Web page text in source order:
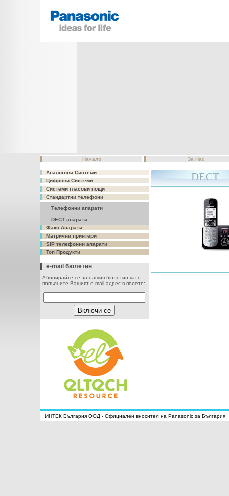
Начало За Нас
Аналогови Системи
Цифрови Системи
Системи гласови пощи
Стандартни телефони
Телефонни апарати
DECT апарати
Факс Апарати
Матрични принтери
SIP телефонни апарати
Топ Продукти
e-mail бюлетин
Абонирайте се за нашия бюлетин като
попълните Вашият e-mail адрес в полето:
DECT
ИНТЕК България ООД - Официален вносител на Panasonic за България